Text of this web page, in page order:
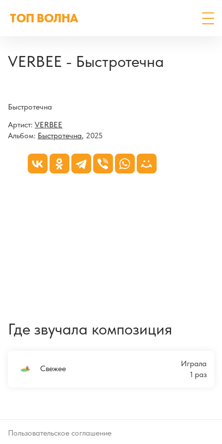
ТОП ВОЛНА
VERBEE - Быстротечна
Быстротечна
Артист: VERBEE
Альбом: Быстротечна, 2025
Где звучала композиция
Свежее
Играла
1 раз
Пользовательское соглашение